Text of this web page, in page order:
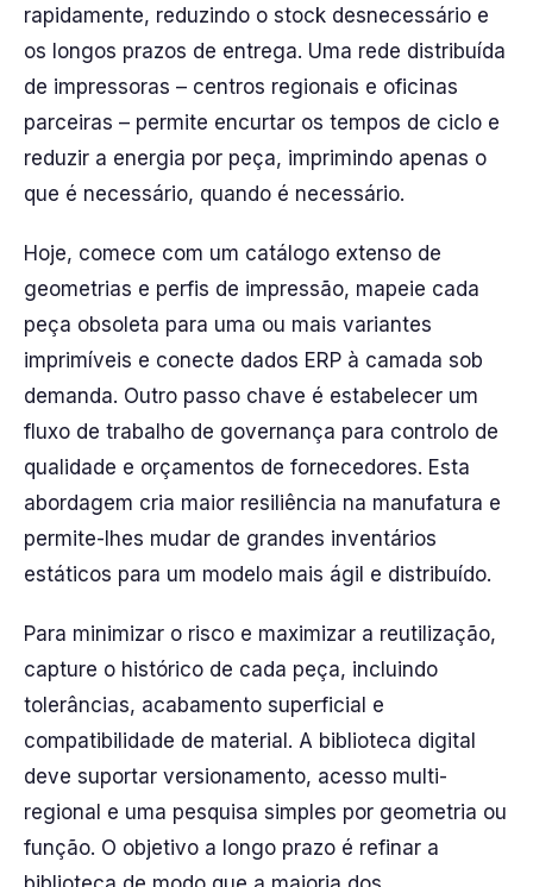
rapidamente, reduzindo o stock desnecessário e
os longos prazos de entrega. Uma rede distribuída
de impressoras – centros regionais e oficinas
parceiras – permite encurtar os tempos de ciclo e
reduzir a energia por peça, imprimindo apenas o
que é necessário, quando é necessário.
Hoje, comece com um catálogo extenso de
geometrias e perfis de impressão, mapeie cada
peça obsoleta para uma ou mais variantes
imprimíveis e conecte dados ERP à camada sob
demanda. Outro passo chave é estabelecer um
fluxo de trabalho de governança para controlo de
qualidade e orçamentos de fornecedores. Esta
abordagem cria maior resiliência na manufatura e
permite-lhes mudar de grandes inventários
estáticos para um modelo mais ágil e distribuído.
Para minimizar o risco e maximizar a reutilização,
capture o histórico de cada peça, incluindo
tolerâncias, acabamento superficial e
compatibilidade de material. A biblioteca digital
deve suportar versionamento, acesso multi-
regional e uma pesquisa simples por geometria ou
função. O objetivo a longo prazo é refinar a